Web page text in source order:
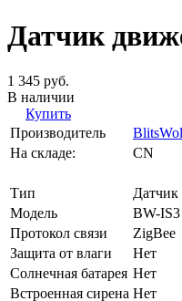
Датчик
1 345 руб.
В наличии
Купить
Производитель
На складе:
CN
Тип
Модель
BW-IS3
Протокол связи
ZigBee
Защита от влаги
Нет
Солнечная батарея Нет
Встроенная сирена Нет